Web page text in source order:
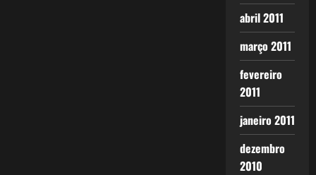
abril 2011
março 2011
fevereiro
2011
janeiro 2011
dezembro
2010